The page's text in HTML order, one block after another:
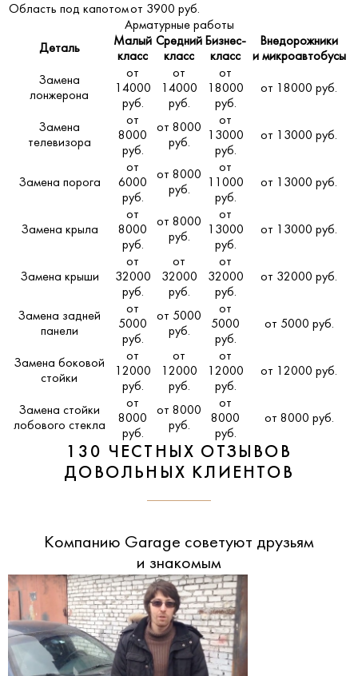
Область под капотомот 3900 руб.
Арматурные работы
Деталь
Малый
класс
Средний
класс
Бизнес-
класс
Внедорожники
и микроавтобусы
Замена
лонжерона
от
14000
руб.
от
14000
руб.
от
18000
руб.
от 18000 руб.
Замена
телевизора
от
8000
руб.
от 8000
руб.
от
13000
руб.
от 13000 руб.
Замена порога
от
6000
руб.
от 8000
руб.
от
11000
руб.
от 13000 руб.
Замена крыла
от
8000
руб.
от 8000
руб.
от
13000
руб.
от 13000 руб.
Замена крыши
от
32000
руб.
от
32000
руб.
от
32000
руб.
от 32000 руб.
Замена задней
панели
от
5000
руб.
от 5000
руб.
от
5000
руб.
от 5000 руб.
Замена боковой
стойки
от
12000
руб.
от
12000
руб.
от
12000
руб.
от 12000 руб.
Замена стойки
лобового стекла
от
8000
руб.
от 8000
руб.
от
8000
руб.
от 8000 руб.
130 ЧЕСТНЫХ ОТЗЫВОВ
ДОВОЛЬНЫХ КЛИЕНТОВ
Компанию Garage советуют друзьям
и знакомым